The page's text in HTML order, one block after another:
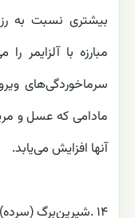
بیشتری نسبت به
مبارزه با آلزایمر
سرماخوردگی‌های
مادامی که عسل و
آنها افزایش می‌یابد‎.